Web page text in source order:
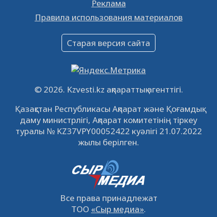
16.12.2022 61066
Объявление
09.12.2022
Свободные рабочие места
встречу с инвесторами в Кызылорде 22
ноября
21.11.2022 14953 0
© 2026. Kzvesti.kz ақпараттық агенттігі.
Қазақстан Республикасы Ақпарат және Қоғамдық
даму министрлігі, Ақпарат комитетінің тіркеу
туралы № KZ37VPY00052422 куәлігі 21.07.2022
жылы берілген.
Все права принадлежат
ТОО «Сыр медиа».
Реклама
Правила использования материалов
Старая версия сайта